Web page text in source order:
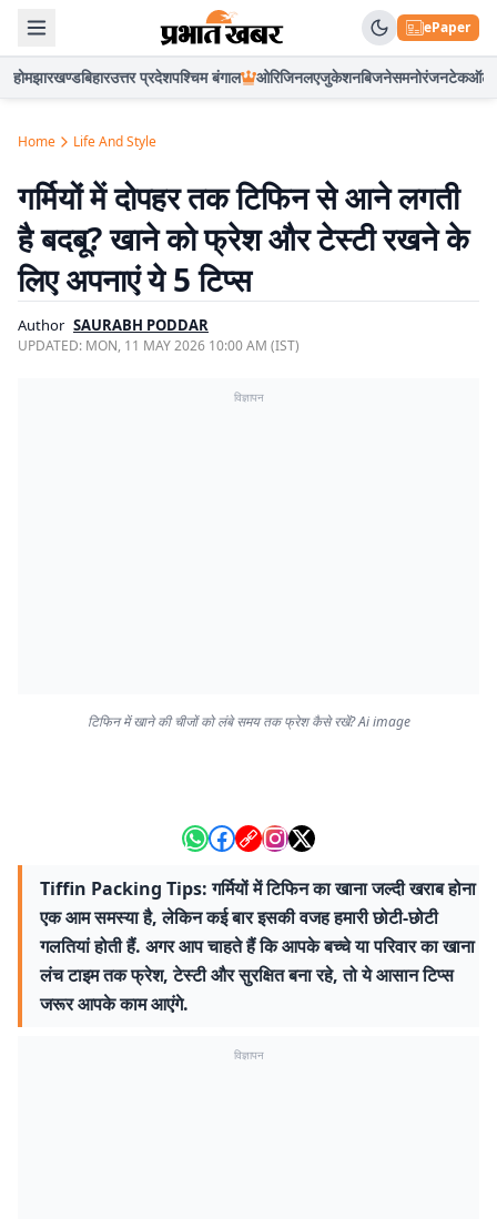
ePaper
होमझारखण्डबिहारउत्तर प्रदेशपश्चिम बंगाल ओरिजिनलएजुकेशनबिजनेसमनोरंजनटेकऑटो
Home Life And Style
गर्मियों में दोपहर तक टिफिन से आने लगती
है बदबू? खाने को फ्रेश और टेस्टी रखने के
लिए अपनाएं ये 5 टिप्स
Author SAURABH PODDAR
UPDATED: MON, 11 MAY 2026 10:00 AM (IST)
विज्ञापन
टिफिन में खाने की चीजों को लंबे समय तक फ्रेश कैसे रखें? Ai image
Tiffin Packing Tips: गर्मियों में टिफिन का खाना जल्दी खराब होना
एक आम समस्या है, लेकिन कई बार इसकी वजह हमारी छोटी-छोटी
गलतियां होती हैं. अगर आप चाहते हैं कि आपके बच्चे या परिवार का खाना
लंच टाइम तक फ्रेश, टेस्टी और सुरक्षित बना रहे, तो ये आसान टिप्स
जरूर आपके काम आएंगे.
विज्ञापन